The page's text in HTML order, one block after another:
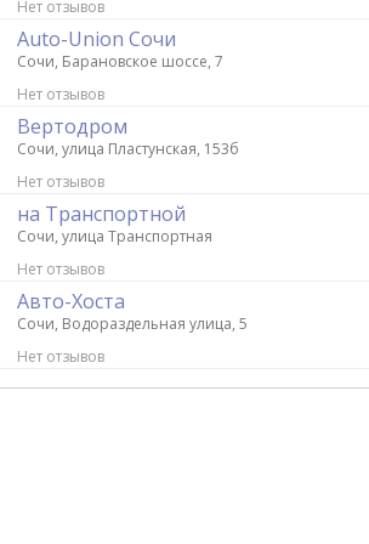
Нет отзывов
Auto-Union Сочи
Сочи, Барановское шоссе, 7
Нет отзывов
Вертодром
Сочи, улица Пластунская, 153б
Нет отзывов
на Транспортной
Сочи, улица Транспортная
Нет отзывов
Авто-Хоста
Сочи, Водораздельная улица, 5
Нет отзывов